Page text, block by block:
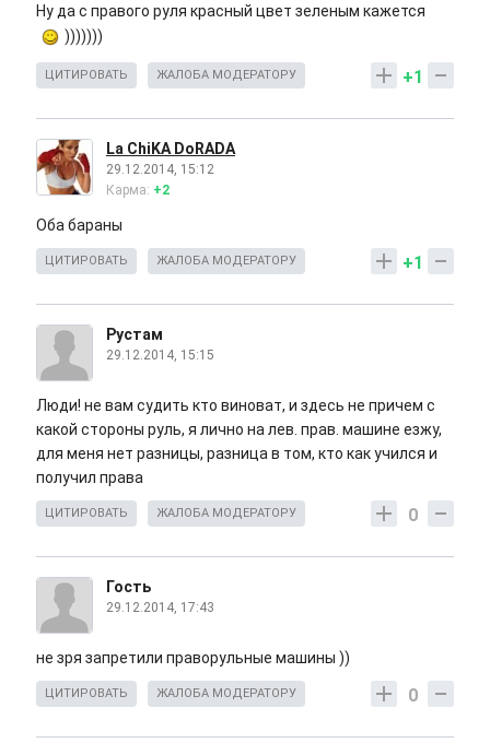
Ну да с правого руля красный цвет зеленым кажется
)))))))
+1
ЦИТИРОВАТЬ ЖАЛОБА МОДЕРАТОРУ
La ChiKA DoRADA
29.12.2014, 15:12
Карма: +2
Оба бараны
+1
ЦИТИРОВАТЬ ЖАЛОБА МОДЕРАТОРУ
Рустам
29.12.2014, 15:15
Люди! не вам судить кто виноват, и здесь не причем с
какой стороны руль, я лично на лев. прав. машине езжу,
для меня нет разницы, разница в том, кто как учился и
получил права
0
ЦИТИРОВАТЬ ЖАЛОБА МОДЕРАТОРУ
Гость
29.12.2014, 17:43
не зря запретили праворульные машины ))
0
ЦИТИРОВАТЬ ЖАЛОБА МОДЕРАТОРУ